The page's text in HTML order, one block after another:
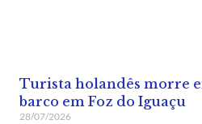
Turista holandês morre
barco em Foz do Iguaçu
28/07/2026